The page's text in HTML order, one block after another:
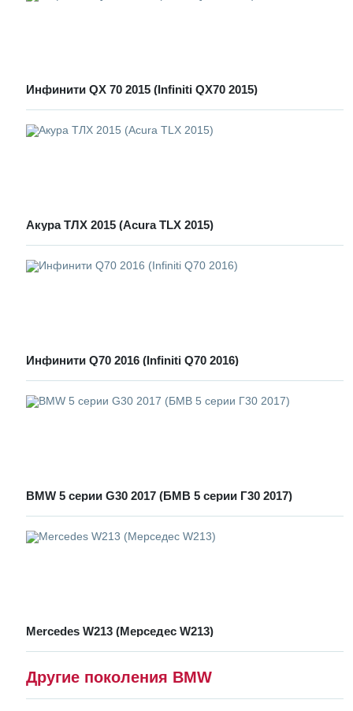
Инфинити QX 70 2015 (Infiniti QX70 2015)
Акура ТЛХ 2015 (Acura TLX 2015)
Инфинити Q70 2016 (Infiniti Q70 2016)
BMW 5 серии G30 2017 (БМВ 5 серии Г30 2017)
Mercedes W213 (Мерседес W213)
Другие поколения BMW